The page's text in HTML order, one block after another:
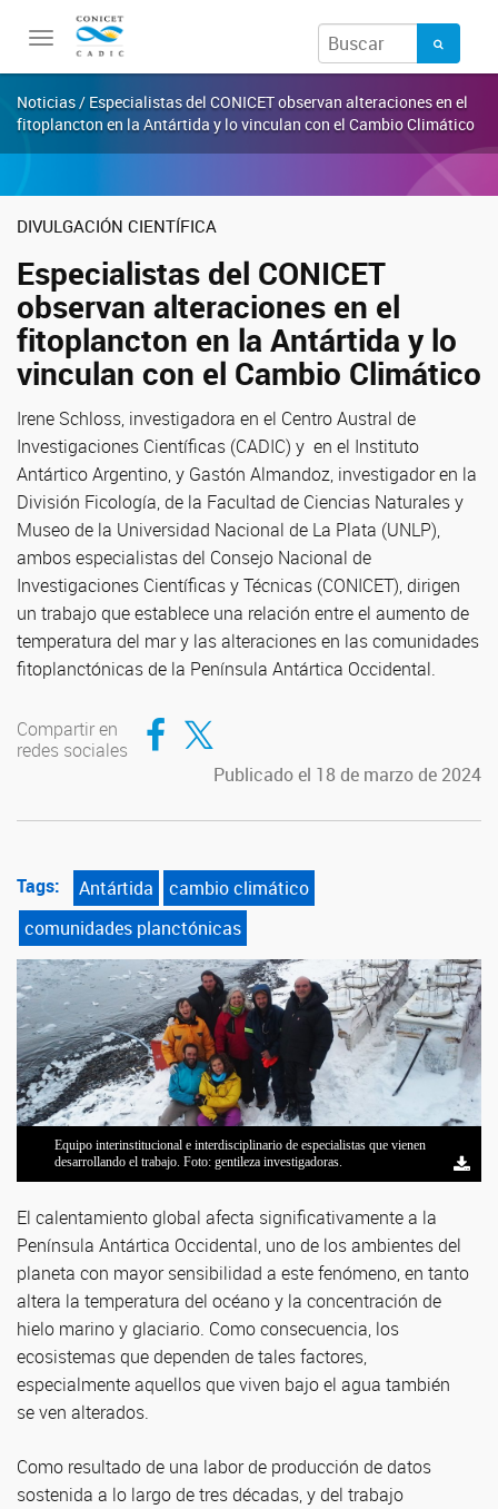
Toggle
Noticias / Especialistas del CONICET observan alteraciones en el
fitoplancton en la Antártida y lo vinculan con el Cambio Climático
DIVULGACIÓN CIENTÍFICA
Especialistas del CONICET
observan alteraciones en el
fitoplancton en la Antártida y lo
vinculan con el Cambio Climático
Irene Schloss, investigadora en el Centro Austral de
Investigaciones Científicas (CADIC) y en el Instituto
Antártico Argentino, y Gastón Almandoz, investigador en la
División Ficología, de la Facultad de Ciencias Naturales y
Museo de la Universidad Nacional de La Plata (UNLP),
ambos especialistas del Consejo Nacional de
Investigaciones Científicas y Técnicas (CONICET), dirigen
un trabajo que establece una relación entre el aumento de
temperatura del mar y las alteraciones en las comunidades
fitoplanctónicas de la Península Antártica Occidental.
Compartir en
redes sociales
Compartir en Facebook
Compartir en Twitter
Publicado el 18 de marzo de 2024
Tags: Antártida
cambio climático
comunidades planctónicas
Equipo interinstitucional e interdisciplinario de especialistas que vienen
desarrollando el trabajo. Foto: gentileza investigadoras.
Julieta Antoni realizando trabajo de campo. Foto: gentileza investigadoras.
Diatomea Shionodiscus gaarderae vista al microscopio electrónico de
transmisión. Foto: gentileza investigadoras.
El calentamiento global afecta significativamente a la
Península Antártica Occidental, uno de los ambientes del
planeta con mayor sensibilidad a este fenómeno, en tanto
altera la temperatura del océano y la concentración de
hielo marino y glaciario. Como consecuencia, los
ecosistemas que dependen de tales factores,
especialmente aquellos que viven bajo el agua también
se ven alterados.
Como resultado de una labor de producción de datos
sostenida a lo largo de tres décadas, y del trabajo